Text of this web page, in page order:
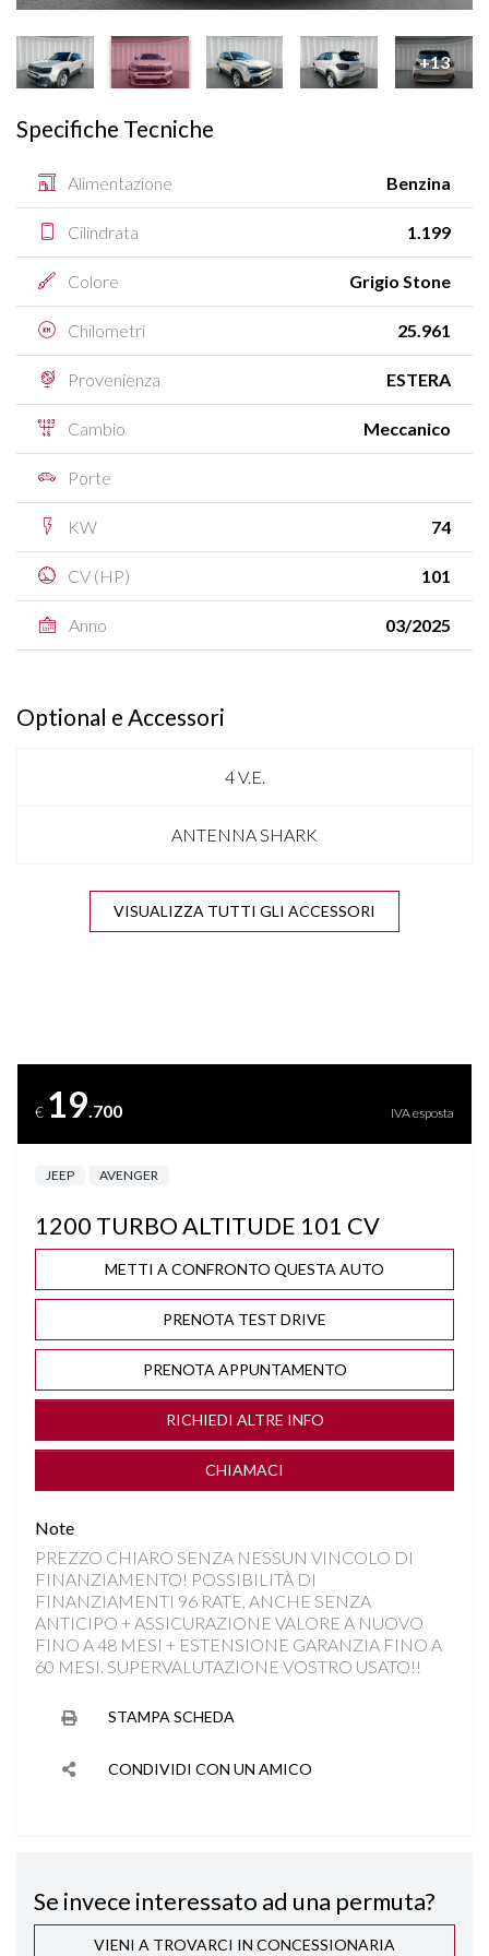
+13
Specifiche Tecniche
Alimentazione Benzina
Cilindrata 1.199
Colore Grigio Stone
Chilometri 25.961
Provenienza ESTERA
Cambio Meccanico
Porte
KW 74
CV (HP) 101
Anno 03/2025
Optional e Accessori
4 V.E.
ANTENNA SHARK
APPLE CARPLAY & ANDROID AUTO
CLIMA AUTOMATICO
CRUISE CONTROL ADATTIVO
DISATTIVAZIONE AIRBAG LATO PASSEGGERO
DRIVE MODE
FARI FULL LED
FENDINEBBIA LED
FRENATA DI EMERGENZA
INGRESSI USB
ISOFIX
LANE ASSIST
VISUALIZZA TUTTI GLI ACCESSORI
€ 19.700 IVA esposta
JEEP AVENGER
1200 TURBO ALTITUDE 101 CV
METTI A CONFRONTO QUESTA AUTO
PRENOTA TEST DRIVE
PRENOTA APPUNTAMENTO
RICHIEDI ALTRE INFO
CHIAMACI
Note
PREZZO CHIARO SENZA NESSUN VINCOLO DI
FINANZIAMENTO! POSSIBILITÀ DI
FINANZIAMENTI 96 RATE, ANCHE SENZA
ANTICIPO + ASSICURAZIONE VALORE A NUOVO
FINO A 48 MESI + ESTENSIONE GARANZIA FINO A
60 MESI. SUPERVALUTAZIONE VOSTRO USATO!!
STAMPA SCHEDA
CONDIVIDI CON UN AMICO
Se invece interessato ad una permuta?
VIENI A TROVARCI IN CONCESSIONARIA